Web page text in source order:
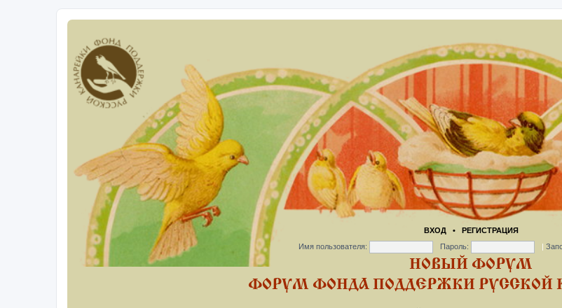
ВХОД• РЕГИСТРАЦИЯ
Имя пользователя:
Пароль: |
НОВЫЙ ФОРУМ
ФОРУМ ФОНДА ПОДДЕРЖКИ РУССКОЙ